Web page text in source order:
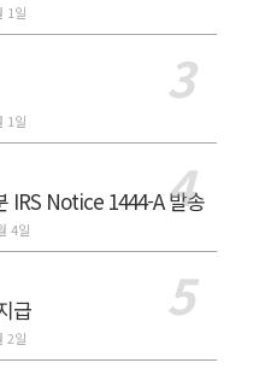
1일
1일
IRS Notice 1444-A 발송
4일
급
2일